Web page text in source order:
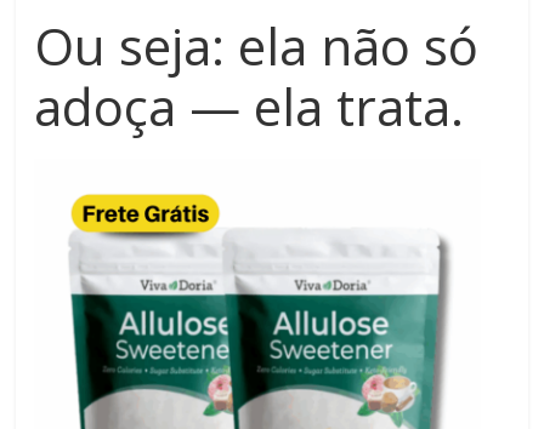
Ou seja: ela não só
adoça — ela trata.